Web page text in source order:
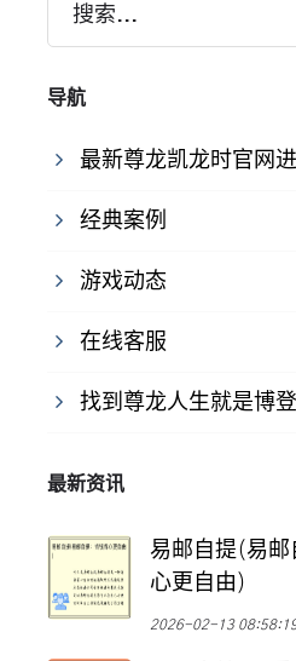
搜索...
导航
最新尊龙凯龙时官网
经典案例
游戏动态
在线客服
找到尊龙人生就是博
最新资讯
易邮自提(易邮
心更自由)
2026-02-13